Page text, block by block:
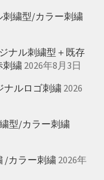
繍型/カラー刺繍
ナル刺繍型＋既存
刺繍 2026年8月3日
ナルロゴ刺繍 2026
型/カラー刺繍
/カラー刺繍 2026年